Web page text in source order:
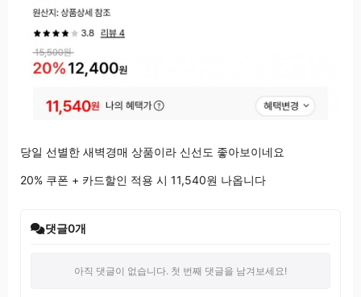
당일 선별한 새벽경매 상품이라 신선도 좋아보이네요
20% 쿠폰 + 카드할인 적용 시 11,540원 나옵니다
댓글0개
아직 댓글이 없습니다. 첫 번째 댓글을 남겨보세요!